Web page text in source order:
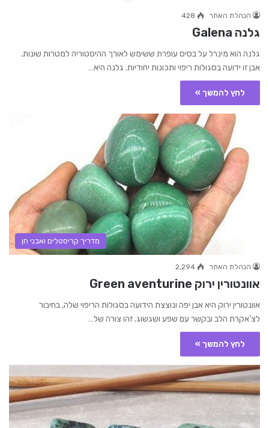
הנהלת האתר 428
גלנה Galena
גלנה הוא מינרל על בסיס עופרת ששימש לאורך ההיסטוריה למטרות שונות.
אבן זו ידועה בסגולות ריפוי ותכונות יחודיות. גלנה היא…
לחץ להמשך »
מדריך קריסטלים ואבני חן
הנהלת האתר 2,294
אוונטורין ירוק Green aventurine
אוונטורין ירוק היא אבן יפה ונוצצת הידועה בסגולות הריפוי שלה, בחיבור
לצ'אקרת הלב ובקשר עם שפע ושגשוג. זהו צורה של…
לחץ להמשך »